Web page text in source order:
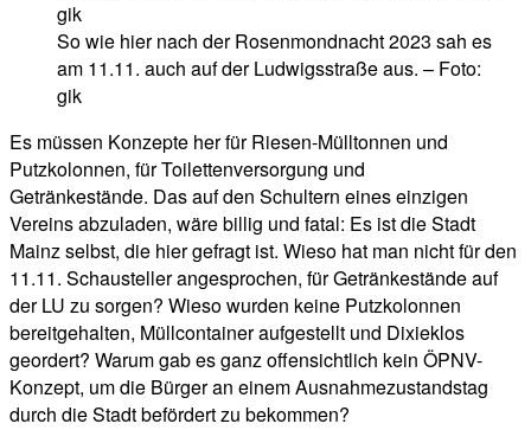
So wie hier nach der Rosenmondnacht 2023 sah es
am 11.11. auch auf der Ludwigsstraße aus. – Foto:
gik
Es müssen Konzepte her für Riesen-Mülltonnen und
Putzkolonnen, für Toilettenversorgung und
Getränkestände. Das auf den Schultern eines einzigen
Vereins abzuladen, wäre billig und fatal: Es ist die Stadt
Mainz selbst, die hier gefragt ist. Wieso hat man nicht für den
11.11. Schausteller angesprochen, für Getränkestände auf
der LU zu sorgen? Wieso wurden keine Putzkolonnen
bereitgehalten, Müllcontainer aufgestellt und Dixieklos
geordert? Warum gab es ganz offensichtlich kein ÖPNV-
Konzept, um die Bürger an einem Ausnahmezustandstag
durch die Stadt befördert zu bekommen?